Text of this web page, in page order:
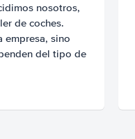
nosotros,
de coches.
empresa, sino
del tipo de